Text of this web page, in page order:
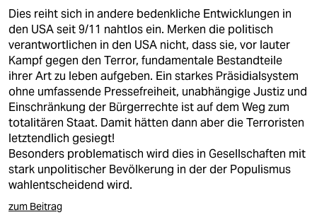
Dies reiht sich in andere bedenkliche Entwicklungen in
den USA seit 9/11 nahtlos ein. Merken die politisch
verantwortlichen in den USA nicht, dass sie, vor lauter
Kampf gegen den Terror, fundamentale Bestandteile
ihrer Art zu leben aufgeben. Ein starkes Präsidialsystem
ohne umfassende Pressefreiheit, unabhängige Justiz und
Einschränkung der Bürgerrechte ist auf dem Weg zum
totalitären Staat. Damit hätten dann aber die Terroristen
letztendlich gesiegt!
Besonders problematisch wird dies in Gesellschaften mit
stark unpolitischer Bevölkerung in der der Populismus
wahlentscheidend wird.
zum Beitrag